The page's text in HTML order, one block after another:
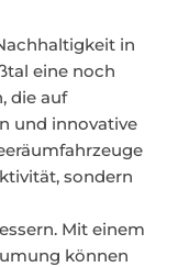
in
eine noch
die auf
und innovative
sondern
Mit einem
können